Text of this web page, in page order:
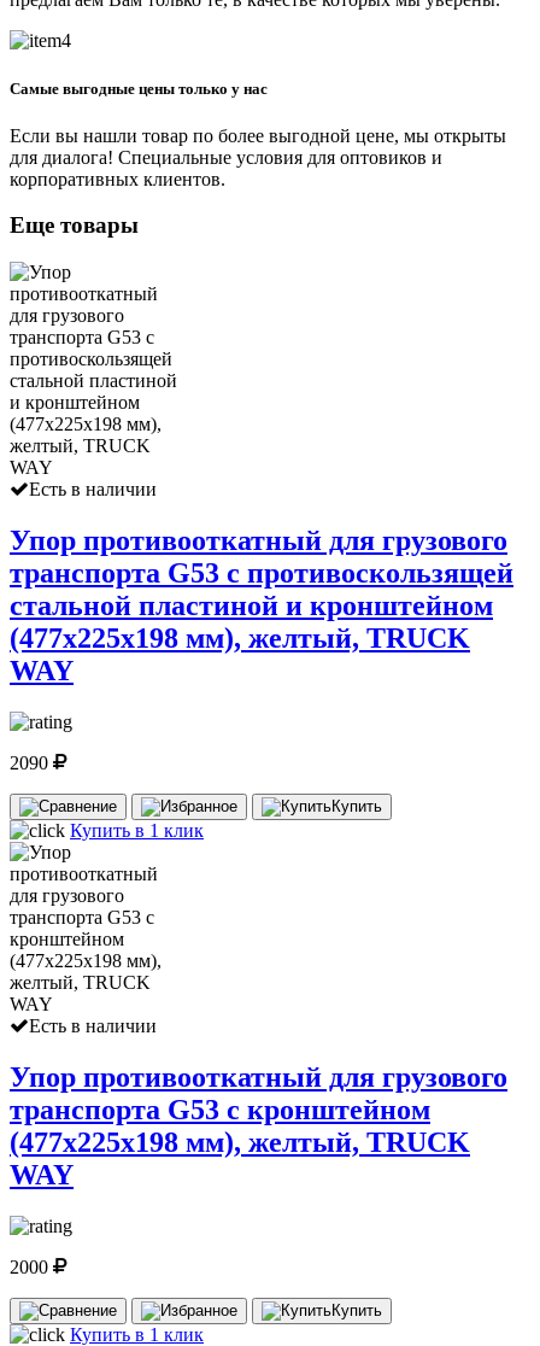
Самые выгодные цены только у нас
Если вы нашли товар по более выгодной цене, мы открыты
для диалога! Специальные условия для оптовиков и
корпоративных клиентов.
Еще товары
Есть в наличии
Упор противооткатный для грузового
транспорта G53 с противоскользящей
стальной пластиной и кронштейном
(477х225х198 мм), желтый, TRUCK
WAY
2090
Купить
Купить в 1 клик
Есть в наличии
Упор противооткатный для грузового
транспорта G53 с кронштейном
(477х225х198 мм), желтый, TRUCK
WAY
2000
Купить
Купить в 1 клик